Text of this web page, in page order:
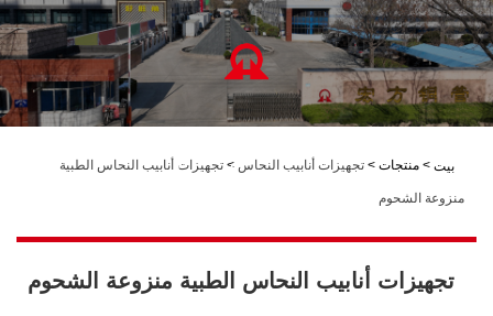
هونجفانج - المنتجات بيت > منتجات > تجهيزات أنابيب النحاس > تجهيزات أنابيب النحاس الطبية
منزوعة الشحوم
تجهيزات أنابيب النحاس الطبية منزوعة الشحوم